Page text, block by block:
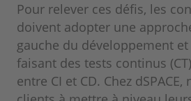
Pour relever ces défis, les
doivent adopter une
gauche du développement et
faisant des tests continus
entre CI et CD. Chez